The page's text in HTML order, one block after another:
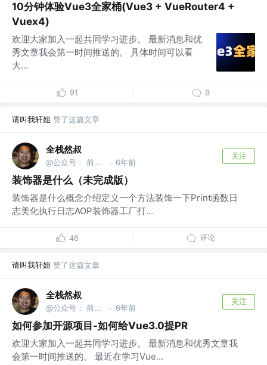
10分钟体验Vue3全家桶(Vue3 + VueRouter4 +
Vuex4)
欢迎大家加入一起共同学习进步。 最新消息和优
秀文章我会第一时间推送的。 具体时间可以看
大...
91 9
请叫我轩姐 赞了这篇文章
全栈然叔
@公众号： 前端大班车 · 6年前
关注
装饰器是什么（未完成版）
装饰器是什么概念介绍定义一个方法装饰一下Print函数日
志美化执行日志AOP装饰器工厂打...
46 评论
请叫我轩姐 赞了这篇文章
全栈然叔
@公众号： 前端大班车 · 6年前
关注
如何参加开源项目-如何给Vue3.0提PR
欢迎大家加入一起共同学习进步。 最新消息和优秀文章我
会第一时间推送的。 最近在学习Vue...